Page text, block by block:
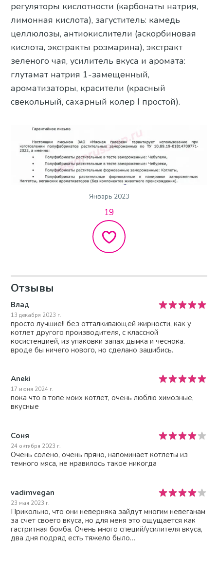
регуляторы кислотности (карбонаты натрия,
лимонная кислота), загуститель: камедь
целлюлозы, антиокислители (аскорбиновая
кислота, экстракты розмарина), экстракт
зеленого чая, усилитель вкуса и аромата:
глутамат натрия 1-замещенный,
ароматизаторы, красители (красный
свекольный, сахарный колер I простой).
Январь 2023
19
Отзывы
Влад
13 декабря 2023 г.
просто лучшие!! без отталкивающей жирности, как у
котлет другого производителя, с классной
косистенцией, из упаковки запах дымка и чеснока.
вроде бы ничего нового, но сделано зашибись.
Aneki
17 июня 2024 г.
пока что в топе моих котлет, очень люблю химозные,
вкусные
Соня
24 октября 2023 г.
Очень солено, очень пряно, напоминает котлеты из
темного мяса, не нравилось такое никогда
vadimvegan
23 мая 2023 г.
Прикольно, что они неверняка зайдут многим невеганам
за счет своего вкуса, но для меня это ощущается как
гастритная бомба. Очень много специй/усилителя вкуса,
два дня подряд есть тяжело было…